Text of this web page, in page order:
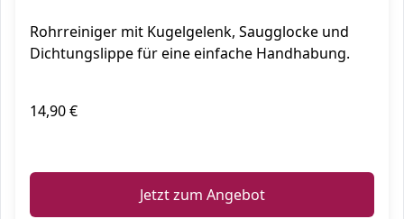
Rohrreiniger mit Kugelgelenk, Saugglocke und
Dichtungslippe für eine einfache Handhabung.
14,90 €
Jetzt zum Angebot